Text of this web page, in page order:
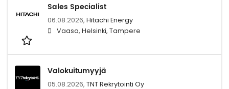
Sales Specialist
06.08.2026, Hitachi Energy
Vaasa, Helsinki, Tampere
Valokuitumyyjä
05.08.2026, TNT Rekrytointi Oy